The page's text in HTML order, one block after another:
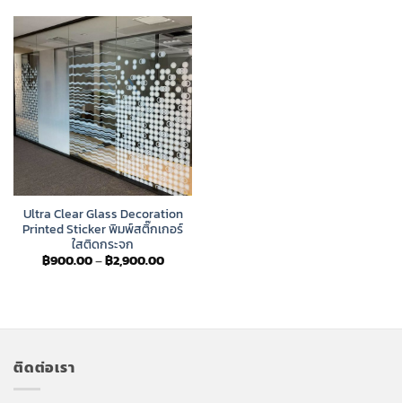
Ultra Clear Glass Decoration
Printed Sticker พิมพ์สติ๊กเกอร์
ใสติดกระจก
฿900.00–฿2,900.00Price
ติดต่อเรา